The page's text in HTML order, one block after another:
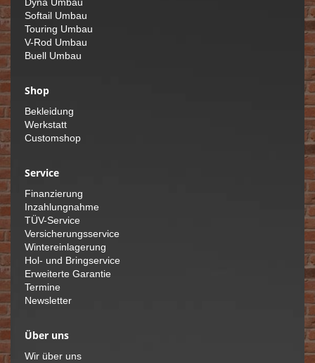
Dyna Umbau
Softail Umbau
Touring Umbau
V-Rod Umbau
Buell Umbau
Shop
Bekleidung
Werkstatt
Customshop
Service
Finanzierung
Inzahlungnahme
TÜV-Service
Versicherungsservice
Wintereinlagerung
Hol- und Bringservice
Erweiterte Garantie
Termine
Newsletter
Über uns
Wir über uns